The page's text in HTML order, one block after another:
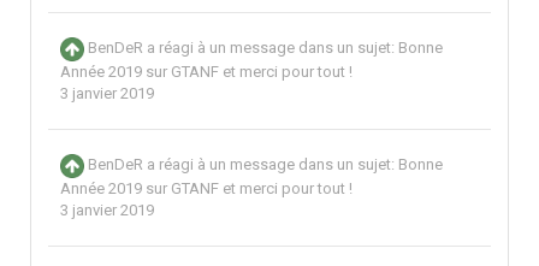
BenDeR a réagi à un message dans un sujet: Bonne
Année 2019 sur GTANF et merci pour tout !
3 janvier 2019
BenDeR a réagi à un message dans un sujet: Bonne
Année 2019 sur GTANF et merci pour tout !
3 janvier 2019